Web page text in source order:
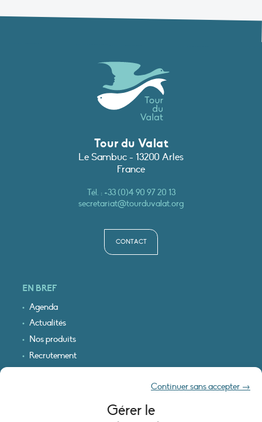
Gérer le
Continuer sans accepter →
Tour du Valat
Le Sambuc - 13200 Arles
France
Tél. :+33 (0)4 90 97 20 13
secretariat@tourduvalat.org
CONTACT
EN BREF
Agenda
Actualités
Nos produits
Recrutement
INFORMATIONS LÉGALES